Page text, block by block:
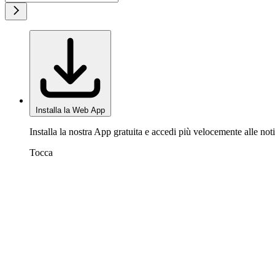
Installa la Web App
Installa la nostra App gratuita e accedi più velocemente alle
Tocca